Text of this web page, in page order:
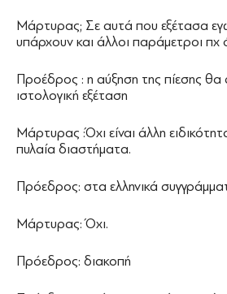
Μάρτυρας; Σε αυτά που εξέτασα
υπάρχουν και άλλοι παράμετροι πχ
Προέδρος : η αύξηση της πίεσης θα
ιστολογική εξέταση
Μάρτυρας :Όχι είναι άλλη
πυλαία διαστήματα.
Πρόεδρος: στα ελληνικά
Μάρτυρας: Όχι.
Πρόεδρος: διακοπή